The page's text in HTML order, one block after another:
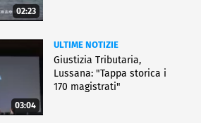
02:23
03:04
ULTIME NOTIZIE
Giustizia Tributaria,
Lussana: "Tappa storica i
170 magistrati"